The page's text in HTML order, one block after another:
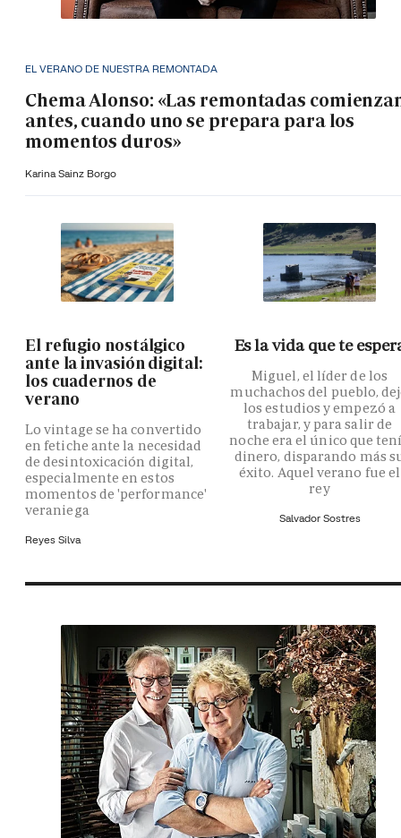
EL VERANO DE NUESTRA REMONTADA
Chema Alonso: «Las remontadas
antes, cuando uno se prepara para los
momentos duros»
Karina Sainz Borgo
El refugio nostálgico
ante la invasión digital:
los cuadernos de
verano
Lo vintage se ha convertido
en fetiche ante la necesidad
de desintoxicación digital,
especialmente en estos
momentos de 'performance'
veraniega
Reyes Silva
Es la vida que te
Miguel, el líder de los
muchachos del pueblo,
los estudios y empezó a
trabajar, y para salir de
noche era el único que
dinero, disparando más
éxito. Aquel verano fue el
rey
Salvador Sostres